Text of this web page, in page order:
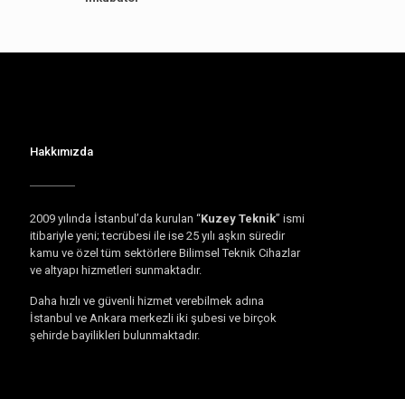
Hakkımızda
2009 yılında İstanbul’da kurulan “Kuzey Teknik” ismi
itibariyle yeni; tecrübesi ile ise 25 yılı aşkın süredir
kamu ve özel tüm sektörlere Bilimsel Teknik Cihazlar
ve altyapı hizmetleri sunmaktadır.
Daha hızlı ve güvenli hizmet verebilmek adına
İstanbul ve Ankara merkezli iki şubesi ve birçok
şehirde bayilikleri bulunmaktadır.